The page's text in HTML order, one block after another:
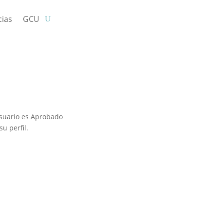
GCU
es Aprobado
perfil.